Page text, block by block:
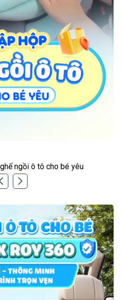
ngồi ô tô cho bé yêu